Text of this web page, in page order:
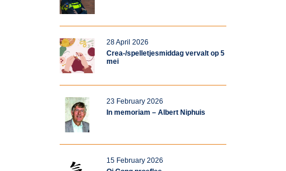
28 April 2026
Crea-/spelletjesmiddag vervalt op 5
mei
23 February 2026
In memoriam – Albert Niphuis
15 February 2026